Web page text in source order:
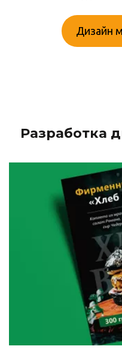
Дизайн
Разработка